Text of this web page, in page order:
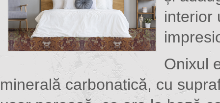
interior
Onixul
minerală carbonatică, cu